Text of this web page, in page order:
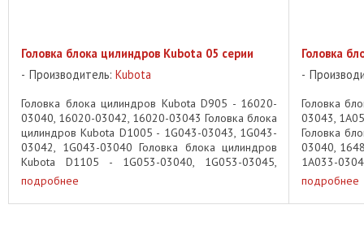
Головка блока цилиндров Kubota 05 серии
Производитель: Kubota
Головка блока цилиндров Kubota D905 - 16020-
03040, 16020-03042, 16020-03043 Головка блока
цилиндров Kubota D1005 - 1G043-03043, 1G043-
03042, 1G043-03040 Головка блока цилиндров
Kubota D1105 - 1G053-03040, 1G053-03045,
1G053-03044 Головка блока ...
подробнее
Головка
Головка
03043,
Головка
03040,
1A033-
V2003T -
подробнее